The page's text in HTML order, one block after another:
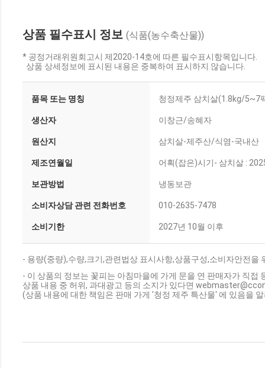
상품 필수표시 정보 (식품(농수축산물))
* 공정거래위원회고시 제2020-14호에 따른 필수표시항목입니다.
상품 상세정보에 표시된 내용은 중복하여 표시하지 않습니다.
품목 또는 명칭 청정제주 삼치살(1.8kg/5~7
생산자 이창근/송혜자
원산지 삼치살-제주산/식염-국내산
제조연월일 어획(잡은)시기- 삼치살 :
보관방법 냉동보관
소비자상담 관련 전화번호 010-2635-7478
소비기한 2027년 10월 이후
- 용량(중량),수량,크기,관련법상 표시사항,상품구성,소비자안전을
- 이 상품의 정보는 꽃피는 아침마을에 가게 문을 연 판매자가 직접
상품 내용 중 허위, 과대광고 등의 소지가 있다면
(상품 내용에 대한 책임은 판매 가게 '청정 제주 특산물' 에 있음을